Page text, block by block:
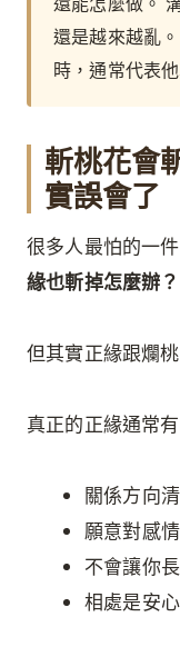
還是越來越亂
時，通常代表
斬桃花會
實誤會了
很多人最怕的一件
緣也斬掉怎麼辦？
但其實正緣跟爛
真正的正緣通常
關係方向
願意對感
不會讓你
相處是安